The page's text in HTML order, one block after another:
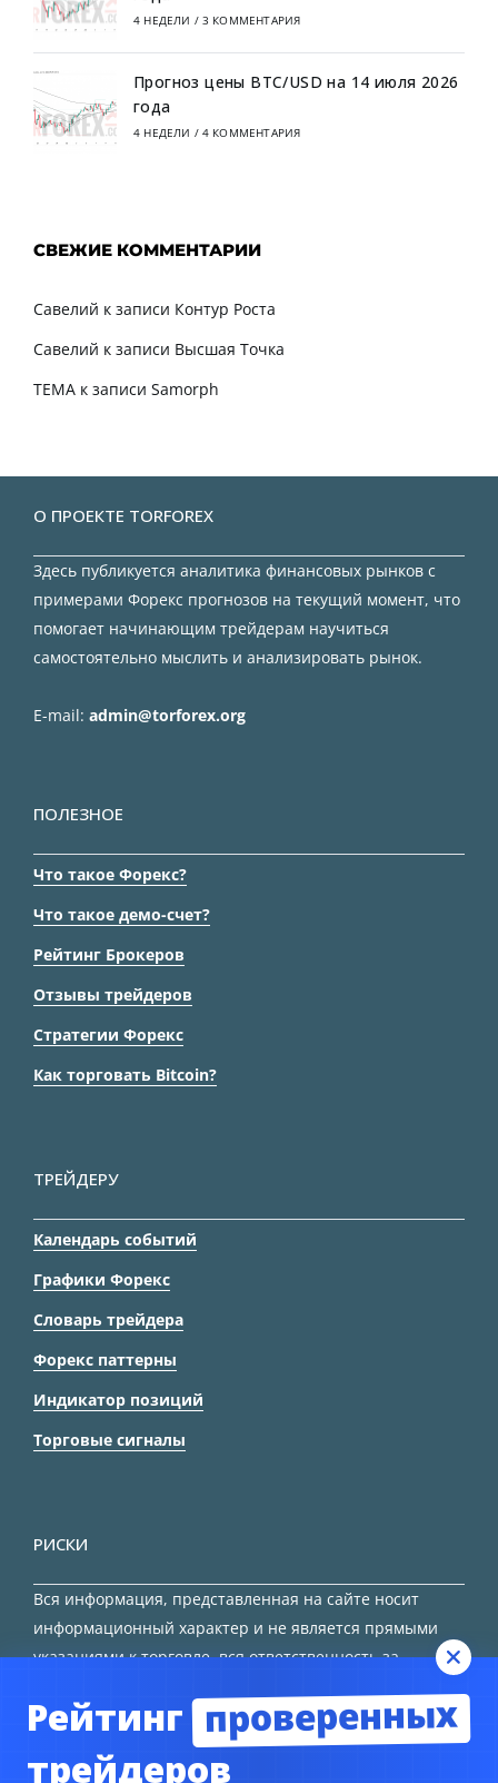
4 НЕДЕЛИ / 3 КОММЕНТАРИЯ
Прогноз цены BTC/USD на 14 июля 2026
года
4 НЕДЕЛИ / 4 КОММЕНТАРИЯ
СВЕЖИЕ КОММЕНТАРИИ
Савелий к записи Контур Роста
Савелий к записи Высшая Точка
TEMA к записи Samorph
О ПРОЕКТЕ TORFOREX
Здесь публикуется аналитика финансовых рынков с
примерами Форекс прогнозов на текущий момент, что
помогает начинающим трейдерам научиться
самостоятельно мыслить и анализировать рынок.
E-mail: admin@torforex.org
ПОЛЕЗНОЕ
Что такое Форекс?
Что такое демо-счет?
Рейтинг Брокеров
Отзывы трейдеров
Стратегии Форекс
Как торговать Bitcoin?
ТРЕЙДЕРУ
Календарь событий
Графики Форекс
Словарь трейдера
Форекс паттерны
Индикатор позиций
Торговые сигналы
РИСКИ
Вся информация, представленная на сайте носит
информационный характер и не является прямыми
указаниями к торговле, вся ответственность за
Рейтинг проверенных
трейдеров